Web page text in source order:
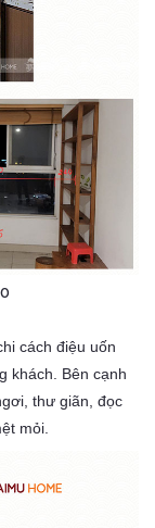
cách điệu uốn
khách. Bên cạnh
thư giãn, đọc
mỏi.